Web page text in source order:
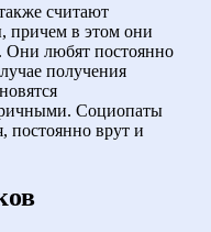
считают
причем в этом они
Они любят постоянно
получения
Социопаты
постоянно врут и